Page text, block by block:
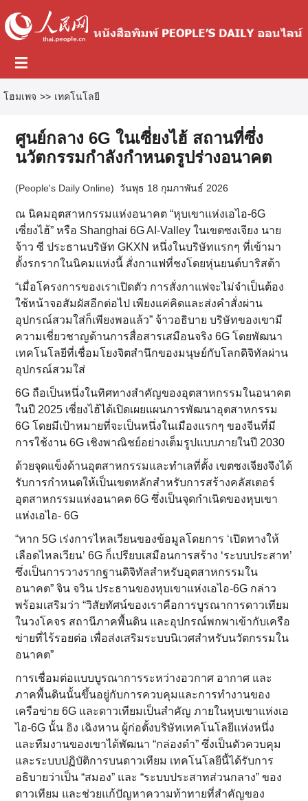
โฮมเพจ >> เทคโนโลยี
ศูนย์กลาง 6G ในเซี่ยงไฮ้ สถานที่ซึ่ง
นวัตกรรมกำลังกำหนดรูปร่างอนาคต
(People's Daily Online) วันพุธ 18 กุมภาพันธ์ 2026
ณ นิคมอุตสาหกรรมแห่งอนาคต “หุบเขาแห่งเอไอ-6G
เซี่ยงไฮ้” หรือ Shanghai 6G AI-Valley ในเขตซงเจียง นาย
จ้าว ซี ประธานบริษัท GKXN หนึ่งในบริษัทแรกๆ ที่เข้ามา
ตั้งรกรากในนิคมแห่งนี้ สั่งกาแฟที่ชงโดยหุ่นยนต์บาริสต้า
“เมื่อโครงการของเราเปิดตัว การสั่งกาแฟจะไม่จำเป็นต้อง
ใช้หน้าจอสัมผัสอีกต่อไป เพียงแค่คิดและส่งคำสั่งผ่าน
อุปกรณ์สวมใส่ก็เพียงพอแล้ว” จ้าวอธิบาย บริษัทของเขามี
ความเชี่ยวชาญด้านการสื่อสารเสมือนจริง 6G โดยพัฒนา
เทคโนโลยีที่เชื่อมโยงจิตสำนึกของมนุษย์กับโลกดิจิทัลผ่าน
อุปกรณ์สวมใส่
6G ถือเป็นหนึ่งในทิศทางสำคัญของอุตสาหกรรมในอนาคต
ในปี 2025 เซี่ยงไฮ้ได้เปิดเผยแผนการพัฒนาอุตสาหกรรม
6G โดยมีเป้าหมายที่จะเป็นหนึ่งในเมืองแรกๆ ของจีนที่มี
การใช้งาน 6G เชิงพาณิชย์อย่างเต็มรูปแบบภายในปี 2030
ด้วยจุดแข็งด้านอุตสาหกรรมและทำเลที่ตั้ง เขตซงเจียงจึงได้
รับการกำหนดให้เป็นเขตหลักสำหรับการสร้างคลัสเตอร์
อุตสาหกรรมแห่งอนาคต 6G ซึ่งเป็นจุดกำเนิดของหุบเขา
แห่งเอไอ- 6G
“หาก 5G เร่งการไหลเวียนของข้อมูลโดยการ ‘เปิดทางให้
เลือดไหลเวียน’ 6G ก็เปรียบเสมือนการสร้าง ‘ระบบประสาท’
ซึ่งเป็นการวางรากฐานดิจิทัลสำหรับอุตสาหกรรมใน
อนาคต” จิน จวิน ประธานของหุบเขาแห่งเอไอ-6G กล่าว
พร้อมเสริมว่า “วิสัยทัศน์ของเราคือการบูรณาการดาวเทียม
ในวงโคจร สถานีภาคพื้นดิน และอุปกรณ์พกพาเข้ากับเครือ
ข่ายที่ไร้รอยต่อ เพื่อส่งเสริมระบบนิเวศสำหรับนวัตกรรมใน
อนาคต”
การเชื่อมต่อแบบบูรณาการระหว่างอวกาศ อากาศ และ
ภาคพื้นดินนั้นขึ้นอยู่กับการควบคุมและการทำงานของ
เครือข่าย 6G และดาวเทียมเป็นสำคัญ ภายในหุบเขาแห่งเอ
ไอ-6G นั้น อิง เฉิงหาน ผู้ก่อตั้งบริษัทเทคโนโลยีแห่งหนึ่ง
และทีมงานของเขาได้พัฒนา “กล่องดำ” ซึ่งเป็นตัวควบคุม
และระบบปฏิบัติการบนดาวเทียม เทคโนโลยีนี้ได้รับการ
อธิบายว่าเป็น “สมอง” และ “ระบบประสาทส่วนกลาง” ของ
ดาวเทียม และช่วยแก้ปัญหาความท้าทายที่สำคัญของ